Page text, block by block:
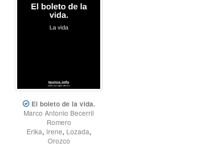
El boleto de la vida.
Marco Antonio Becerril
Romero
Erika, Irene, Lozada,
Orozco